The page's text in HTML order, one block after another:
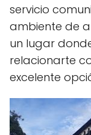
servicio
ambiente de
un lugar
relacionarte
excelente